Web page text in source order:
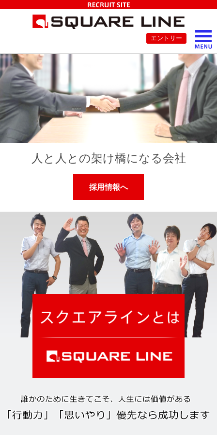
エントリー
人と人との架け橋になる会社
採用情報へ